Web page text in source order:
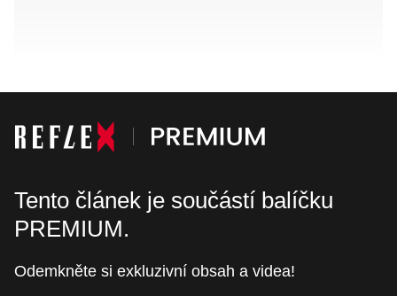
Tento článek je součástí balíčku
PREMIUM.
Odemkněte si exkluzivní obsah a videa!